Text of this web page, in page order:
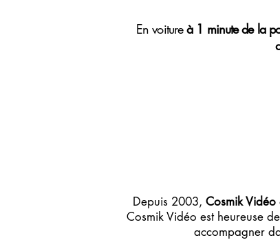
En voitureà 1 minute de la
Depuis 2003, Cosmik Vidéo
Cosmik Vidéo est heureuse
accompagner